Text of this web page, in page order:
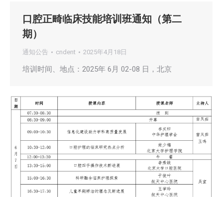
口腔正畸临床技能培训班通知（第二
期）
通知公告 cndent 2025年4月18日
培训时间、地点：2025年 6月 02-08 日，北京